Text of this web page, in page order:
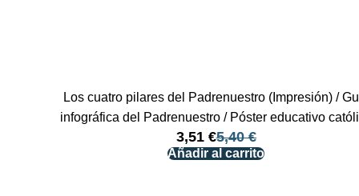
Los cuatro pilares del Padrenuestro (Impresión) /
infográfica del Padrenuestro / Póster educativo
5,40€
3,51 €
Añadir al carrito